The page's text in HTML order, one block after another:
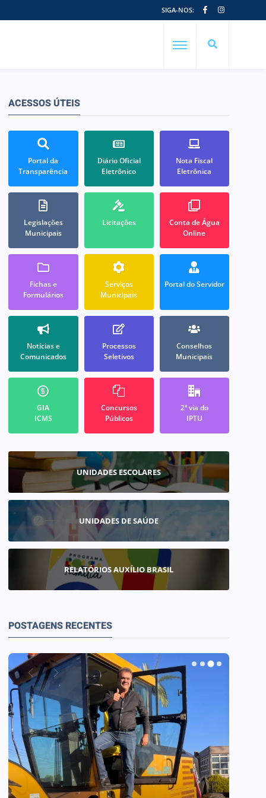
SIGA-NOS:
ACESSOS ÚTEIS
Portal da
Transparência
Diário Oficial
Eletrônico
Nota Fiscal
Eletrônica
Legislações
Municipais
Licitações
Conta de Água
Online
Fichas e
Formulários
Serviços
Municipais
Portal do Servidor
Notícias e
Comunicados
Processos
Seletivos
Conselhos
Municipais
GIA
ICMS
Concursos
Públicos
2ª via do
IPTU
UNIDADES ESCOLARES
UNIDADES DE SAÚDE
RELATÓRIOS AUXÍLIO BRASIL
POSTAGENS RECENTES